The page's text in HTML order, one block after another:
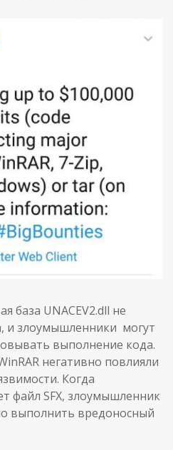
база UNACEV2.dll не
и злоумышленники могут
выполнение кода.
негативно повлияли
Когда
файл SFX, злоумышленник
выполнить вредоносный